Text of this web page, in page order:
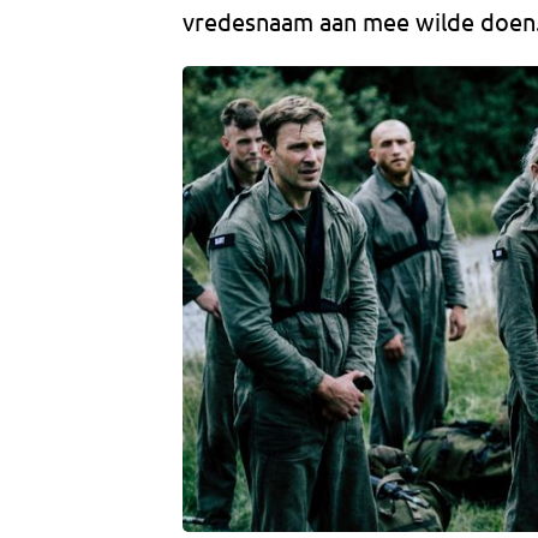
vredesnaam aan mee wilde